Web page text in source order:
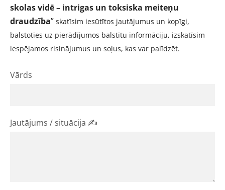
skolas vidē – intrigas un toksiska meiteņu
draudzība” skatīsim iesūtītos jautājumus un kopīgi,
balstoties uz pierādījumos balstītu informāciju, izskatīsim
iespējamos risinājumus un soļus, kas var palīdzēt.
Vārds
Jautājums / situācija ✍️